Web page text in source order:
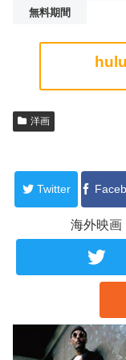
無料期間
洋画
Twitter
海外映画